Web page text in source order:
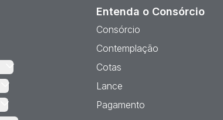
Entenda o Consórcio
Consórcio
Contemplação
Cotas
Lance
Pagamento